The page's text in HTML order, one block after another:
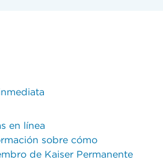
en línea
sobre cómo
de Kaiser Permanente